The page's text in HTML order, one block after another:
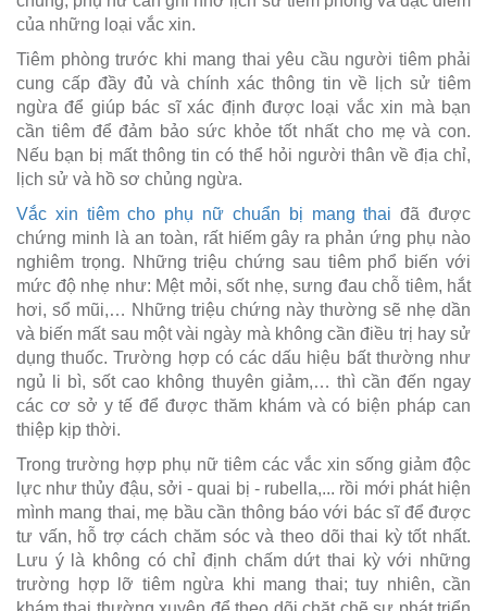
của những loại vắc xin.
Tiêm phòng trước khi mang thai yêu cầu người tiêm phải
cung cấp đầy đủ và chính xác thông tin về lịch sử tiêm
ngừa để giúp bác sĩ xác định được loại vắc xin mà bạn
cần tiêm để đảm bảo sức khỏe tốt nhất cho mẹ và con.
Nếu bạn bị mất thông tin có thể hỏi người thân về địa chỉ,
lịch sử và hồ sơ chủng ngừa.
Vắc xin tiêm cho phụ nữ chuẩn bị mang thai đã được
chứng minh là an toàn, rất hiếm gây ra phản ứng phụ nào
nghiêm trọng. Những triệu chứng sau tiêm phổ biến với
mức độ nhẹ như: Mệt mỏi, sốt nhẹ, sưng đau chỗ tiêm, hắt
hơi, sổ mũi,… Những triệu chứng này thường sẽ nhẹ dần
và biến mất sau một vài ngày mà không cần điều trị hay sử
dụng thuốc. Trường hợp có các dấu hiệu bất thường như
ngủ li bì, sốt cao không thuyên giảm,… thì cần đến ngay
các cơ sở y tế để được thăm khám và có biện pháp can
thiệp kịp thời.
Trong trường hợp phụ nữ tiêm các vắc xin sống giảm độc
lực như thủy đậu, sởi - quai bị - rubella,... rồi mới phát hiện
mình mang thai, mẹ bầu cần thông báo với bác sĩ để được
tư vấn, hỗ trợ cách chăm sóc và theo dõi thai kỳ tốt nhất.
Lưu ý là không có chỉ định chấm dứt thai kỳ với những
trường hợp lỡ tiêm ngừa khi mang thai; tuy nhiên, cần